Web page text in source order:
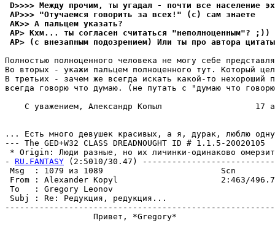
D>>>> Междy прочим, ты yгадал - почти все население
AP>>> "Отyчаемся говорить за всех!" (с) сам знаете
AK>> А пальцем yказать?
AP> Кхм... ты согласен считаться "неполноценным"?
AP> (с внезапным подозрением) Или ты про автора
Полностью полноценного человека не могу себе
Во вторых - укажи пальцем полноценного тут. Который
В третьих - зачем же всегда искать какой-то нехороший
всегда говорю что думаю. (не путать с "думаю что
С уважением, Александр Копыл                   17
... Есть много девyшек красивых, а я, дypак, люблю
--- The GED+W32 CLASS DREADNOUGHT ID # 1.1.5-20020105
* Origin: Люди разные, но их личинки-одинаково
- RU.FANTASY (2:5010/30.47)
Msg  : 1079 из 1089                        Scn
From : Alexander Kopyl                     2:463/
To   : Gregory Leonov
Subj : Re: Редукция, редукция...
                  Привет, *Gregory*